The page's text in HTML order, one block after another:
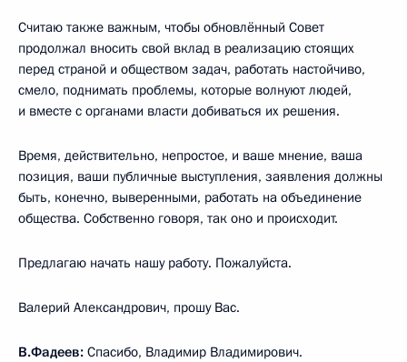
Считаю также важным, чтобы обновлённый Совет
продолжал вносить свой вклад в реализацию стоящих
перед страной и обществом задач, работать настойчиво,
смело, поднимать проблемы, которые волнуют людей,
и вместе с органами власти добиваться их решения.
Время, действительно, непростое, и ваше мнение, ваша
позиция, ваши публичные выступления, заявления должны
быть, конечно, выверенными, работать на объединение
общества. Собственно говоря, так оно и происходит.
Предлагаю начать нашу работу. Пожалуйста.
Валерий Александрович, прошу Вас.
В.Фадеев: Спасибо, Владимир Владимирович.